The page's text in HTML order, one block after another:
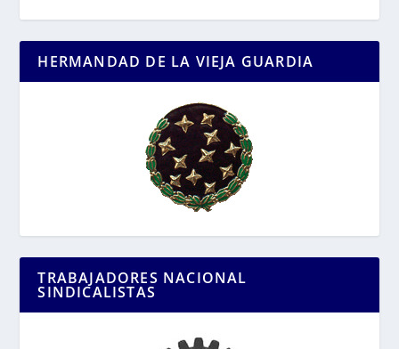
HERMANDAD DE LA VIEJA GUARDIA
TRABAJADORES NACIONAL
SINDICALISTAS